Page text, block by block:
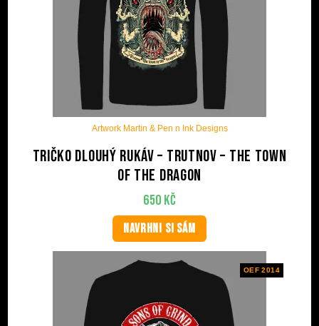
Artwork Martin & Pen n Ink Designs
Tričko dlouhý rukáv – Trutnov – The Town
Of The Dragon
650 Kč
NAVRHNI SI SÁM
OEF 2014